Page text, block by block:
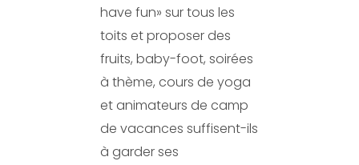
have fun» sur tous les
toits et proposer des
fruits, baby-foot, soirées
à thème, cours de yoga
et animateurs de camp
de vacances suffisent-ils
à garder ses